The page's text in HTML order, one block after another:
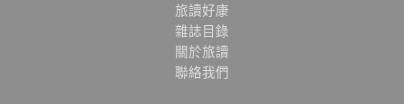
旅讀好康
雜誌目錄
關於旅讀
聯絡我們